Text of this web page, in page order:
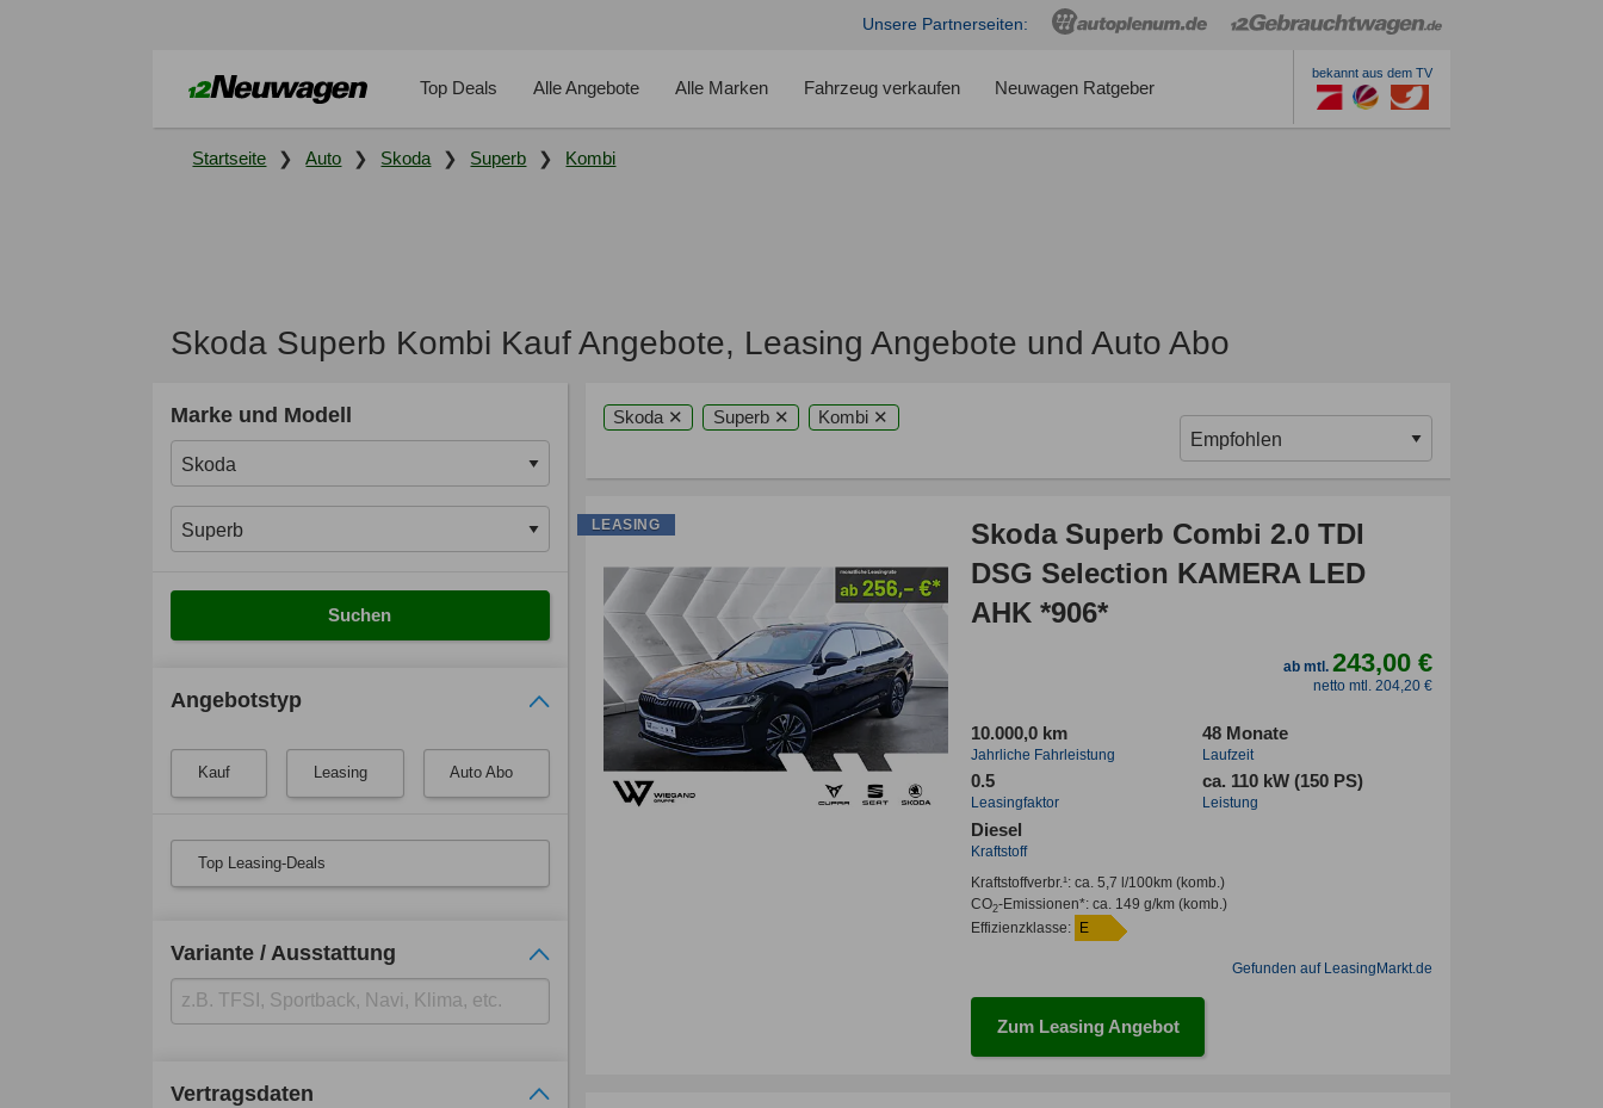
Unsere Partnerseiten:
Top Deals Alle Angebote Alle Marken Fahrzeug verkaufen Neuwagen Ratgeber
bekannt aus dem TV
Startseite Auto Skoda Superb Kombi
Skoda Superb Kombi Kauf Angebote, Leasing Angebote und Auto Abo
Marke und Modell
Suchen
Angebotstyp
Kauf Leasing Auto Abo
Top Leasing-Deals
Variante / Ausstattung
Vertragsdaten
Skoda ✕ Superb ✕ Kombi ✕
Skoda Superb Combi 2.0 TDI
DSG Selection KAMERA LED
AHK *906*
ab mtl.243,00 €
netto mtl. 204,20 €
10.000,0 km
Jahrliche Fahrleistung
48 Monate
Laufzeit
0.5
Leasingfaktor
ca. 110 kW (150 PS)
Leistung
Diesel
Kraftstoff
Kraftstoffverbr.¹: ca. 5,7 l/100km(komb.)
CO2-Emissionen*: ca. 149 g/km(komb.)
Effizienzklasse:
E
Gefunden auf LeasingMarkt.de
Zum Leasing Angebot
LEASING